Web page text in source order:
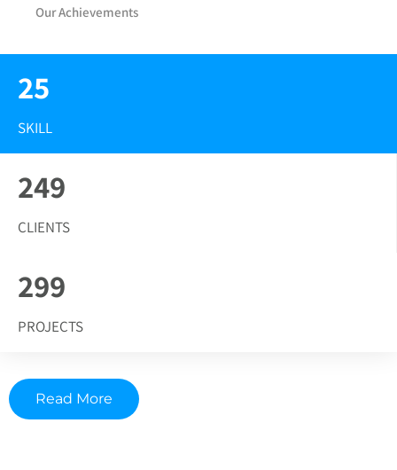
Our Achievements
25
SKILL
249
CLIENTS
299
PROJECTS
Read More